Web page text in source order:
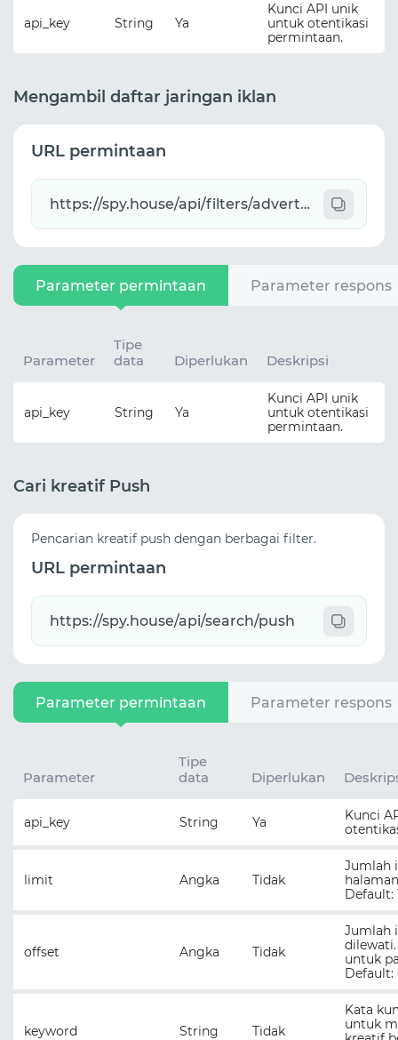
api_key String Ya
Kunci API unik
untuk otentikasi
permintaan.
Mengambil daftar jaringan iklan
URL permintaan
Parameter permintaan Parameter respons
Parameter
Tipe
data
Diperlukan Deskripsi
api_key String Ya
Kunci API unik
untuk otentikasi
permintaan.
Cari kreatif Push
Pencarian kreatif push dengan berbagai filter.
URL permintaan
Parameter permintaan Parameter respons
Parameter
Tipe
data
Diperlukan
api_key String Ya
Kunci
limit Angka Tidak
Jumlah
Default:
offset Angka Tidak
Jumlah
untuk
Default:
keyword String Tidak
Kata
untuk